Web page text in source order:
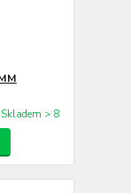
Skladem > 8